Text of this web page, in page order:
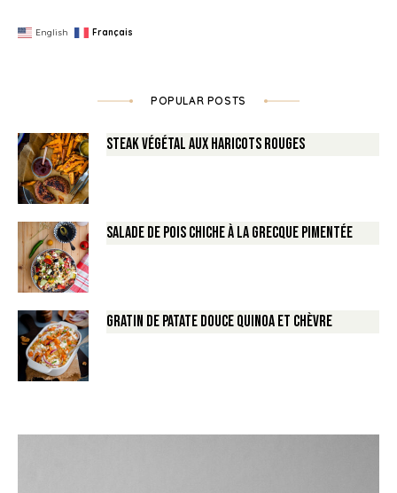
English Français
POPULAR POSTS
Steak végétal aux haricots rouges
Salade de Pois chiche à la Grecque pimentée
Gratin de Patate douce Quinoa et Chèvre